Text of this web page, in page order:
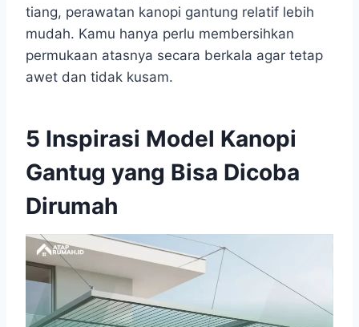
tiang, perawatan kanopi gantung relatif lebih
mudah. Kamu hanya perlu membersihkan
permukaan atasnya secara berkala agar tetap
awet dan tidak kusam.
5 Inspirasi Model Kanopi
Gantug yang Bisa Dicoba
Dirumah